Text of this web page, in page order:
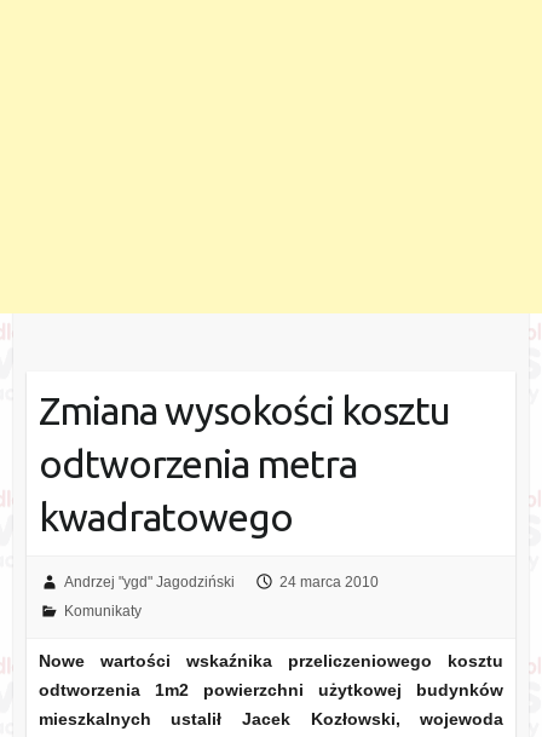
Zmiana wysokości kosztu
odtworzenia metra
kwadratowego
Andrzej "ygd" Jagodziński
24 marca 2010
Komunikaty
Nowe wartości wskaźnika przeliczeniowego kosztu
odtworzenia 1m2 powierzchni użytkowej budynków
mieszkalnych ustalił Jacek Kozłowski, wojewoda